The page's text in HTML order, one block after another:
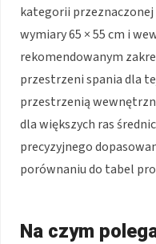
kategorii
wymiary 65 × 55 cm i
rekomendowanym
przestrzeni spania dla
przestrzenią
dla większych ras
precyzyjnego
porównaniu do tabel
Na czym